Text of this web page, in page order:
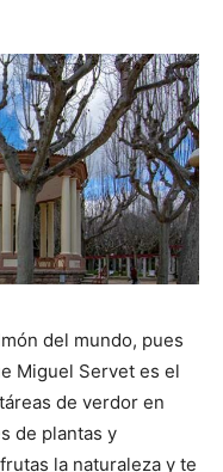
del mundo, pues
Miguel Servet es el
de verdor en
de plantas y
la naturaleza y te